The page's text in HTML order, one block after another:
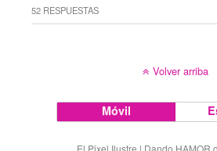
52 RESPUESTAS
Volver arriba
Móvil
El Pixel Ilustre | Dando HAMOR